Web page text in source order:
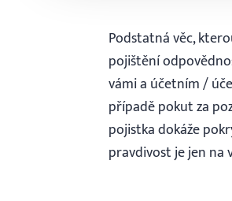
Podstatná věc,
pojištění
vámi a účetním /
případě pokut za
pojistka dokáže
pravdivost je jen na